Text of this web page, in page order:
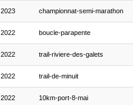
2023 championnat-semi-marathon
2022 boucle-parapente
2022 trail-riviere-des-galets
2022 trail-de-minuit
2022 10km-port-8-mai